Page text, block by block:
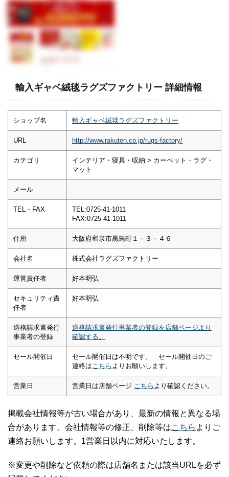
輸入ギャベ絨毯ラグズファクトリー 詳細情報
ショップ名 輸入ギャベ絨毯ラグズファクトリー
URL http://www.rakuten.co.jp/rugs-factory/
カテゴリ
インテリア・寝具・収納 > カーペット・ラグ・
マット
メール
TEL・FAX
TEL:0725-41-1011
FAX:0725-41-1011
住所 大阪府和泉市黒鳥町１－３－４６
会社名 株式会社ラグズファクトリー
運営責任者 好本明弘
セキュリティ責
任者
好本明弘
適格請求書発行
事業者の登録
適格請求書発行事業者の登録を店舗ページより
確認する。
セール開催日
セール開催日は不明です。 セール開催日のご
連絡は こちら よりお願いします。
営業日 営業日は店舗ページ こちら より確認ください。
掲載会社情報等が古い場合があり、最新の情報と異なる場
合があります。会社情報等の修正、削除等はこちら よりご
連絡お願いします。1営業日以内に対応いたします。
※変更や削除など依頼の際は店舗名または該当URLを必ず